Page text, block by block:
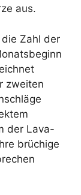
aus.
Zahl der
zweiten
der Lava-
brüchige